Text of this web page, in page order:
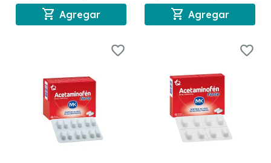
shopping_cart Agregar shopping_cart Agregar